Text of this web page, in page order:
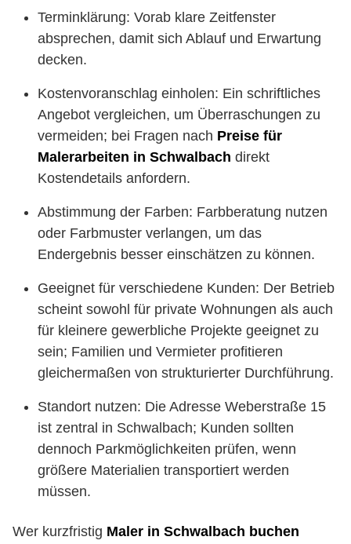
Terminklärung: Vorab klare Zeitfenster
absprechen, damit sich Ablauf und Erwartung
decken.
Kostenvoranschlag einholen: Ein schriftliches
Angebot vergleichen, um Überraschungen zu
vermeiden; bei Fragen nach Preise für
Malerarbeiten in Schwalbach direkt
Kostendetails anfordern.
Abstimmung der Farben: Farbberatung nutzen
oder Farbmuster verlangen, um das
Endergebnis besser einschätzen zu können.
Geeignet für verschiedene Kunden: Der Betrieb
scheint sowohl für private Wohnungen als auch
für kleinere gewerbliche Projekte geeignet zu
sein; Familien und Vermieter profitieren
gleichermaßen von strukturierter Durchführung.
Standort nutzen: Die Adresse Weberstraße 15
ist zentral in Schwalbach; Kunden sollten
dennoch Parkmöglichkeiten prüfen, wenn
größere Materialien transportiert werden
müssen.
Wer kurzfristig Maler in Schwalbach buchen